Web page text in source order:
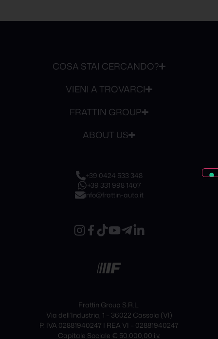
COSA STAI CERCANDO?
VIENI A TROVARCI
FRATTIN GROUP
ABOUT US
+39 0424 533 348
+39 331 998 1407
info@frattin-auto.it
Frattin Group S.R.L.
Via dell’Industria, 1 – 36022 Cassola (VI)
P. IVA 02881940247 | REA VI – 02881940247
Capitale Sociale € 50.000,00 i.v.